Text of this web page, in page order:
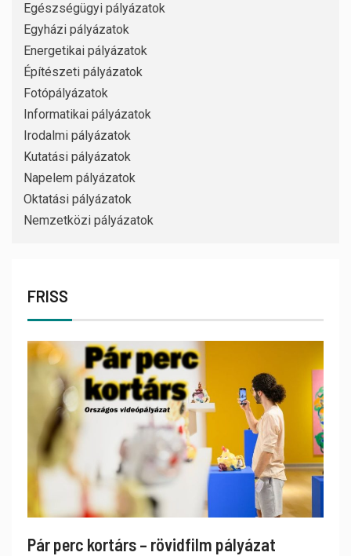
Egészségügyi pályázatok
Egyházi pályázatok
Energetikai pályázatok
Építészeti pályázatok
Fotópályázatok
Informatikai pályázatok
Irodalmi pályázatok
Kutatási pályázatok
Napelem pályázatok
Oktatási pályázatok
Nemzetközi pályázatok
FRISS
Pár perc kortárs – rövidfilm pályázat